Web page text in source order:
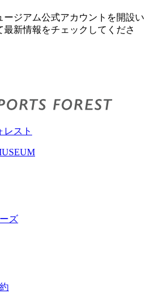
ジアム公式アカウントを開設い
新情報をチェックしてくださ
レスト
ズ